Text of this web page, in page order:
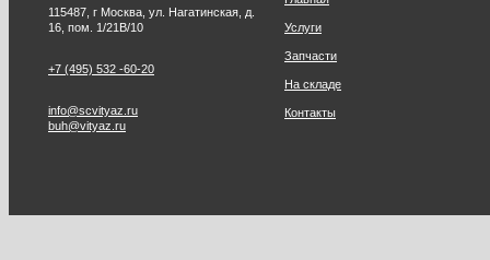
115487, г Москва, ул. Нагатинская, д.
16, пом. 1/21В/10
+7 (495) 532 -60-20
info@scvityaz.ru
buh@vityaz.ru
Услуги
Запчасти
На складе
Контакты